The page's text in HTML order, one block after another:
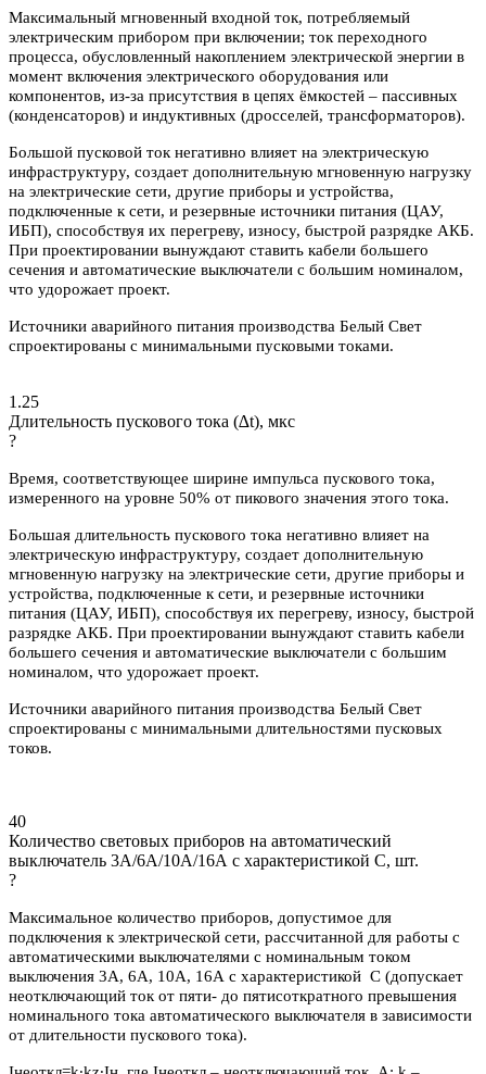
Максимальный мгновенный входной ток, потребляемый
электрическим прибором при включении; ток переходного
процесса, обусловленный накоплением электрической энергии в
момент включения электрического оборудования или
компонентов, из-за присутствия в цепях ёмкостей – пассивных
(конденсаторов) и индуктивных (дросселей, трансформаторов).
Большой пусковой ток негативно влияет на электрическую
инфраструктуру, создает дополнительную мгновенную нагрузку
на электрические сети, другие приборы и устройства,
подключенные к сети, и резервные источники питания (ЦАУ,
ИБП), способствуя их перегреву, износу, быстрой разрядке АКБ.
При проектировании вынуждают ставить кабели большего
сечения и автоматические выключатели с большим номиналом,
что удорожает проект.
Источники аварийного питания производства Белый Свет
спроектированы с минимальными пусковыми токами.
1.25
Длительность пускового тока (∆t), мкс
?
Время, соответствующее ширине импульса пускового тока,
измеренного на уровне 50% от пикового значения этого тока.
Большая длительность пускового тока негативно влияет на
электрическую инфраструктуру, создает дополнительную
мгновенную нагрузку на электрические сети, другие приборы и
устройства, подключенные к сети, и резервные источники
питания (ЦАУ, ИБП), способствуя их перегреву, износу, быстрой
разрядке АКБ. При проектировании вынуждают ставить кабели
большего сечения и автоматические выключатели с большим
номиналом, что удорожает проект.
Источники аварийного питания производства Белый Свет
спроектированы с минимальными длительностями пусковых
токов.
40
Количество световых приборов на автоматический
выключатель 3А/6А/10А/16А с характеристикой C, шт.
?
Максимальное количество приборов, допустимое для
подключения к электрической сети, рассчитанной для работы с
автоматическими выключателями с номинальным током
выключения 3А, 6А, 10А, 16А с характеристикой С (допускает
неотключающий ток от пяти- до пятисоткратного превышения
номинального тока автоматического выключателя в зависимости
от длительности пускового тока).